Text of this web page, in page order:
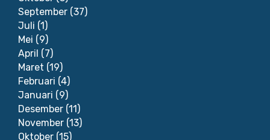
September (37)
Juli (1)
Mei (9)
April (7)
Maret (19)
Februari (4)
Januari (9)
Desember (11)
November (13)
Oktober (15)